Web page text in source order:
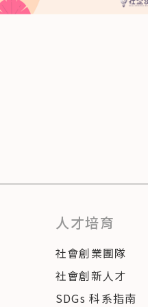
人才培育
社會創業團隊
社會創新人才
SDGs 科系指南